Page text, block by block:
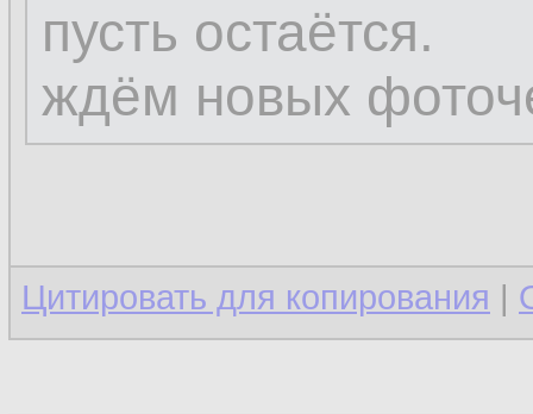
пусть остаётся.
ждём новых
Цитировать для копирования |